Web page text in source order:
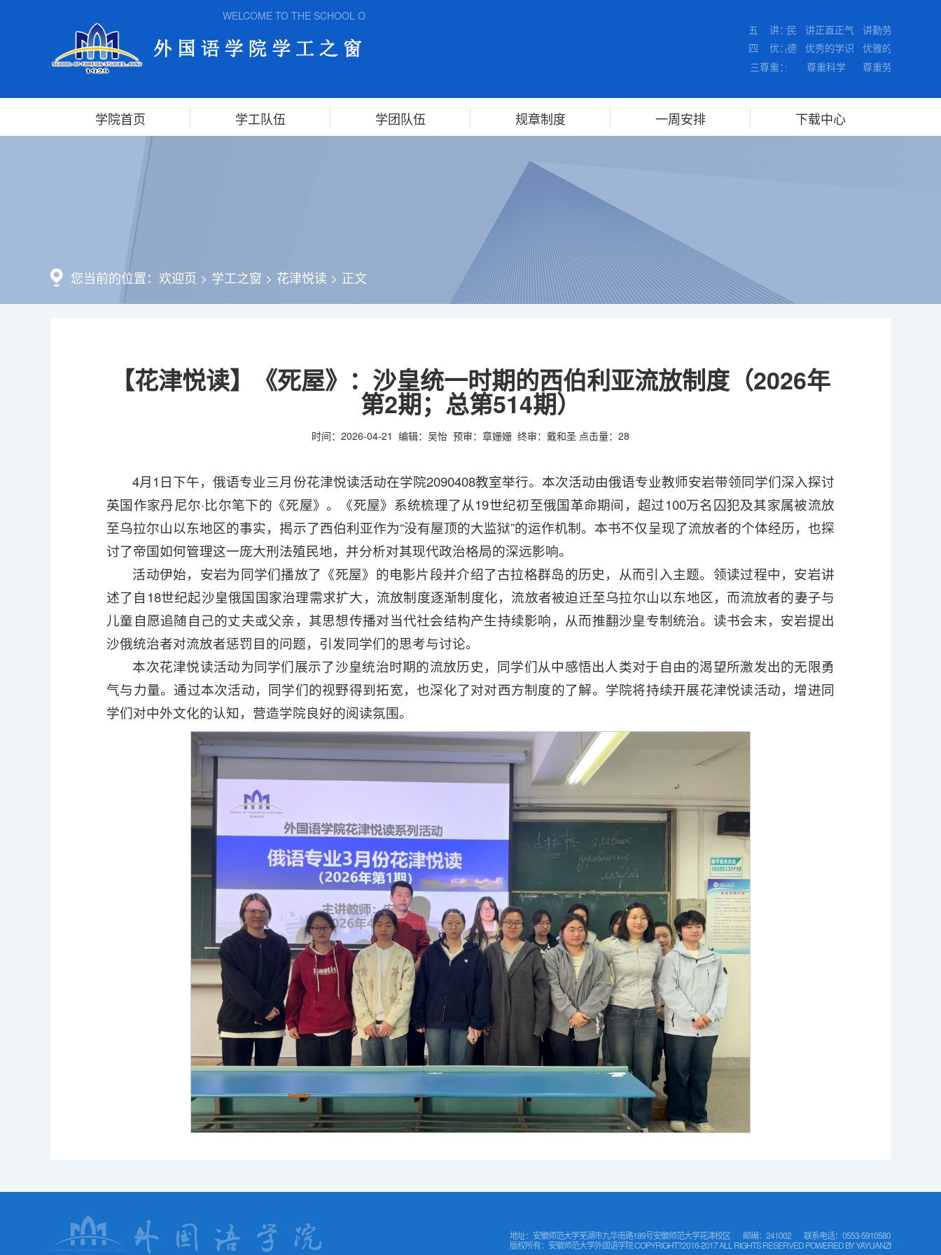
WELCOME TO THE SCHOOL OF FOREIGN STUDIES,ANHUI NORMAL UNIVERSIT
五 讲：
四 优：
三尊重：
讲爱国爱民 讲正直正气 讲勤劳勤奋 讲奉
优良的品德 优秀的学识 优雅的气质 优美的
尊重师长 尊重科学 尊重劳动
学院首页 学工队伍 学团队伍 规章制度 一周安排 下载中心
您当前的位置： 欢迎页 > 学工之窗 > 花津悦读 > 正文
【花津悦读】《死屋》：沙皇统一时期的西伯利亚流放制度（2026年
第2期；总第514期）
时间：2026-04-21 编辑：吴怡 预审：章姗姗 终审：戴和圣 点击量： 28
4月1日下午，俄语专业三月份花津悦读活动在学院2090408教室举行。本次活动由俄语专业教师安岩带领同学们深入探讨
英国作家丹尼尔·比尔笔下的《死屋》。《死屋》系统梳理了从19世纪初至俄国革命期间，超过100万名囚犯及其家属被流放
至乌拉尔山以东地区的事实，揭示了西伯利亚作为“没有屋顶的大监狱”的运作机制。本书不仅呈现了流放者的个体经历，也探
讨了帝国如何管理这一庞大刑法殖民地，并分析对其现代政治格局的深远影响。
活动伊始，安岩为同学们播放了《死屋》的电影片段并介绍了古拉格群岛的历史，从而引入主题。领读过程中，安岩讲
述了自18世纪起沙皇俄国国家治理需求扩大，流放制度逐渐制度化，流放者被迫迁至乌拉尔山以东地区，而流放者的妻子与
儿童自愿追随自己的丈夫或父亲，其思想传播对当代社会结构产生持续影响，从而推翻沙皇专制统治。读书会末，安岩提出
沙俄统治者对流放者惩罚目的问题，引发同学们的思考与讨论。
本次花津悦读活动为同学们展示了沙皇统治时期的流放历史，同学们从中感悟出人类对于自由的渴望所激发出的无限勇
气与力量。通过本次活动，同学们的视野得到拓宽，也深化了对对西方制度的了解。学院将持续开展花津悦读活动，增进同
学们对中外文化的认知，营造学院良好的阅读氛围。
地址：安徽师范大学芜湖市九华南路189号安徽师范大学花津校区 邮编：241002
联系电话：0553-5910580
版权所有：安徽师范大学外国语学院 COPYRIGHT?2016-2017 ALL RIGHTS RESERVED POWERED BYYAYUANZI